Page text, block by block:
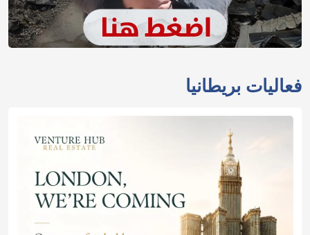
فعاليات بريطانيا